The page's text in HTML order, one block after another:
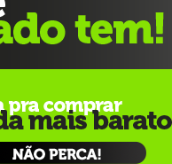
hoverboard,
de
equilíbrio no
a integração